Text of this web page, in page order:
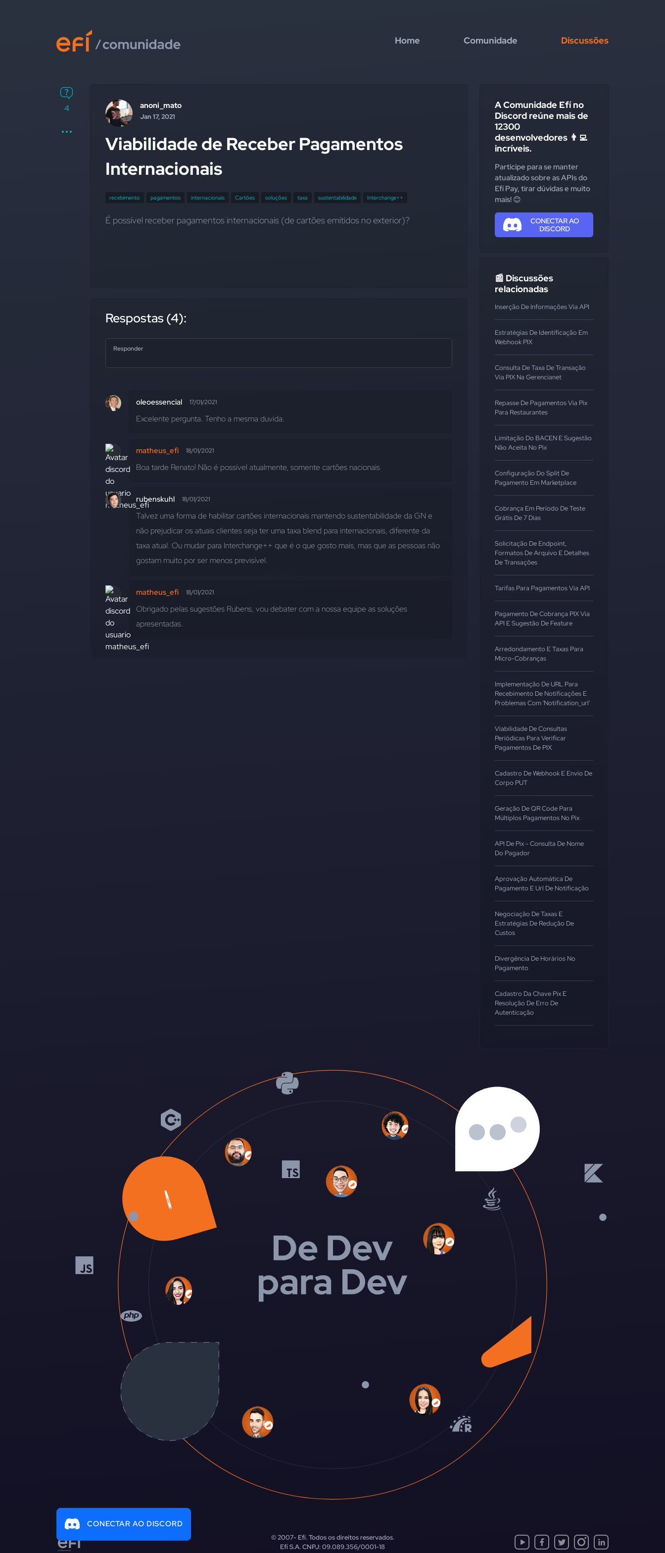
Home Comunidade Discussões
4 anoni_mato
Jan 17, 2021
Viabilidade de Receber Pagamentos
Internacionais
recebimento pagamentos internacionais Cartões soluções taxa sustentabilidade Interchange++
É possível receber pagamentos internacionais (de cartões emitidos no exterior)?
Respostas (4):
Responder
oleoessencial 17/01/2021
Excelente pergunta. Tenho a mesma duvida.
matheus_efi 18/01/2021
Boa tarde Renato! Não é possível atualmente, somente cartões nacionais
rubenskuhl 18/01/2021
Talvez uma forma de habilitar cartões internacionais mantendo sustentabilidade da GN e
não prejudicar os atuais clientes seja ter uma taxa blend para internacionais, diferente da
taxa atual. Ou mudar para Interchange++ que é o que gosto mais, mas que as pessoas não
gostam muito por ser menos previsível.
matheus_efi 18/01/2021
Obrigado pelas sugestões Rubens, vou debater com a nossa equipe as soluções
apresentadas.
A Comunidade Efí no
Discord reúne mais de
12300
desenvolvedores 👨‍💻
incríveis.
Participe para se manter
atualizado sobre as APIs do
Efí Pay, tirar dúvidas e muito
mais! 😊
CONECTAR AO
DISCORD
📰 Discussões
relacionadas
Inserção De Informações Via API
Estratégias De Identificação Em
Webhook PIX
Consulta De Taxa De Transação
Via PIX Na Gerencianet
Repasse De Pagamentos Via Pix
Para Restaurantes
Limitação Do BACEN E Sugestão
Não Aceita No Pix
Configuração Do Split De
Pagamento Em Marketplace
Cobrança Em Período De Teste
Grátis De 7 Dias
Solicitação De Endpoint,
Formatos De Arquivo E Detalhes
De Transações
Tarifas Para Pagamentos Via API
Pagamento De Cobrança PIX Via
API E Sugestão De Feature
Arredondamento E Taxas Para
Micro-Cobranças
Implementação De URL Para
Recebimento De Notificações E
Problemas Com 'notification_url'
Viabilidade De Consultas
Periódicas Para Verificar
Pagamentos De PIX
Cadastro De Webhook E Envio De
Corpo PUT
Geração De QR Code Para
Múltiplos Pagamentos No Pix
API De Pix - Consulta De Nome
Do Pagador
Aprovação Automática De
Pagamento E Url De Notificação
Negociação De Taxas E
Estratégias De Redução De
Custos
Divergência De Horários No
Pagamento
Cadastro Da Chave Pix E
Resolução De Erro De
Autenticação
CONECTAR AO DISCORD
© 2007-Efí. Todos os direitos reservados.
Efí S.A. CNPJ: 09.089.356/0001-18